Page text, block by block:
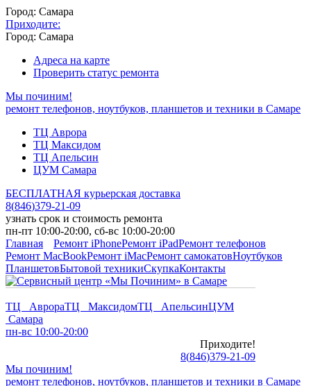
Город: Самара
Приходите:
Город: Самара
Адреса на карте
Проверить статус ремонта
Мы починим!
ремонт телефонов, ноутбуков, планшетов и техники в Самаре
ТЦ Аврора
ТЦ Максидом
ТЦ Апельсин
ЦУМ Самара
БЕСПЛАТНАЯ курьерская доставка
8(846)379-21-09
узнать срок и стоимость ремонта
пн-пт 10:00-20:00, сб-вс 10:00-20:00
Главная
Ремонт iPhoneРемонт iPadРемонт телефонов
Ремонт MacBookРемонт iMacРемонт самокатовНоутбуков
ПланшетовБытовой техникиСкупкаКонтакты
ТЦ АврораТЦ МаксидомТЦ АпельсинЦУМ
Самара
пн-вс 10:00-20:00
Приходите!
8(846)379-21-09
Мы починим!
ремонт телефонов, ноутбуков, планшетов и техники в Самаре